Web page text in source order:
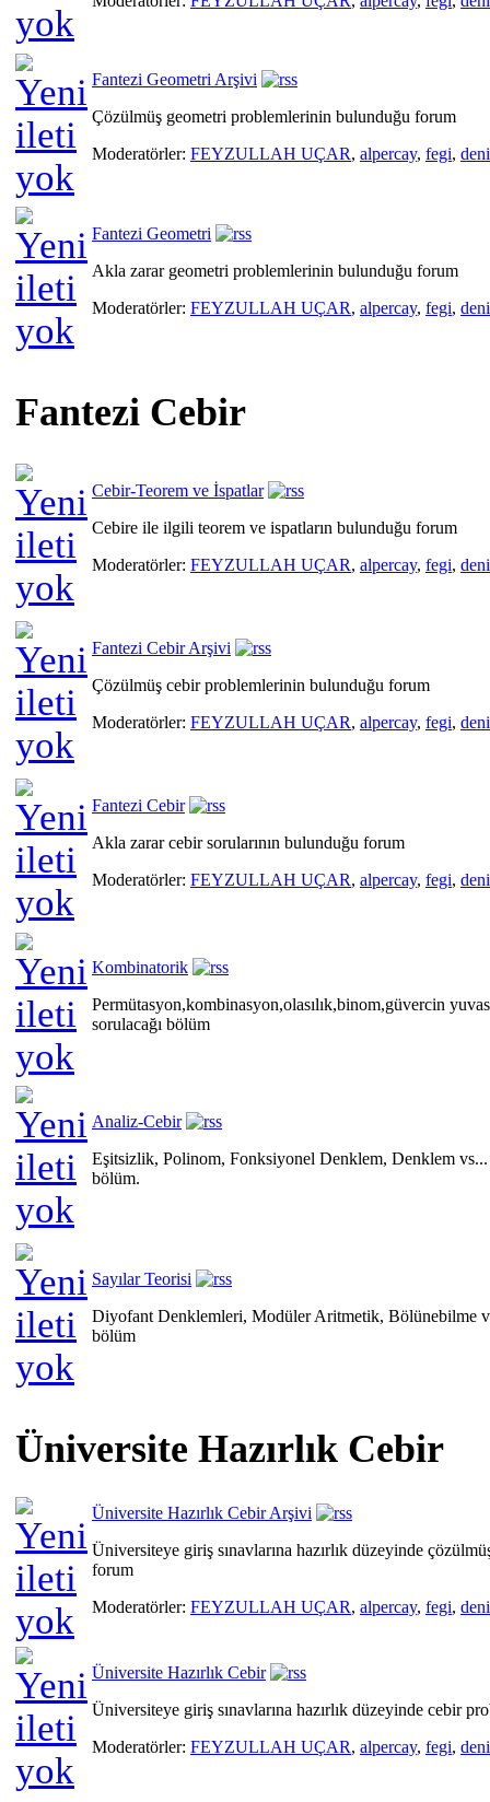
Fantezi Geometri Arşivi
Çözülmüş geometri problemlerinin bulunduğu forum
Moderatörler: FEYZULLAH UÇAR, alpercay, fegi,
Fantezi Geometri
Akla zarar geometri problemlerinin bulunduğu forum
Moderatörler: FEYZULLAH UÇAR, alpercay, fegi,
Fantezi Cebir
Cebir-Teorem ve İspatlar
Cebire ile ilgili teorem ve ispatların bulunduğu forum
Moderatörler: FEYZULLAH UÇAR, alpercay, fegi,
Fantezi Cebir Arşivi
Çözülmüş cebir problemlerinin bulunduğu forum
Moderatörler: FEYZULLAH UÇAR, alpercay, fegi,
Fantezi Cebir
Akla zarar cebir sorularının bulunduğu forum
Moderatörler: FEYZULLAH UÇAR, alpercay, fegi,
Kombinatorik
Permütasyon,kombinasyon,olasılık,binom,güvercin
sorulacağı bölüm
Analiz-Cebir
Eşitsizlik, Polinom, Fonksiyonel Denklem, Denklem
bölüm.
Sayılar Teorisi
Diyofant Denklemleri, Modüler Aritmetik, Bölünebilme
bölüm
Üniversite Hazırlık Cebir
Üniversite Hazırlık Cebir Arşivi
Üniversiteye giriş sınavlarına hazırlık düzeyinde
forum
Moderatörler: FEYZULLAH UÇAR, alpercay, fegi,
Üniversite Hazırlık Cebir
Üniversiteye giriş sınavlarına hazırlık düzeyinde cebir
Moderatörler: FEYZULLAH UÇAR, alpercay, fegi,